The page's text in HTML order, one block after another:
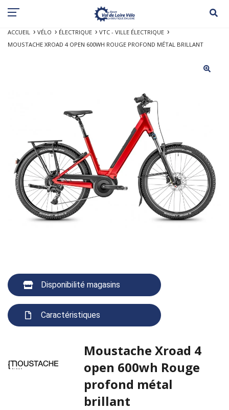
ACCUEIL VÉLO ÉLECTRIQUE
VTC - VILLE ÉLECTRIQUE
MOUSTACHE XROAD 4 OPEN 600WH ROUGE PROFOND MÉTAL BRILLANT
Disponibilité magasins
Caractéristiques
Moustache Xroad 4
open 600wh Rouge
profond métal
brillant